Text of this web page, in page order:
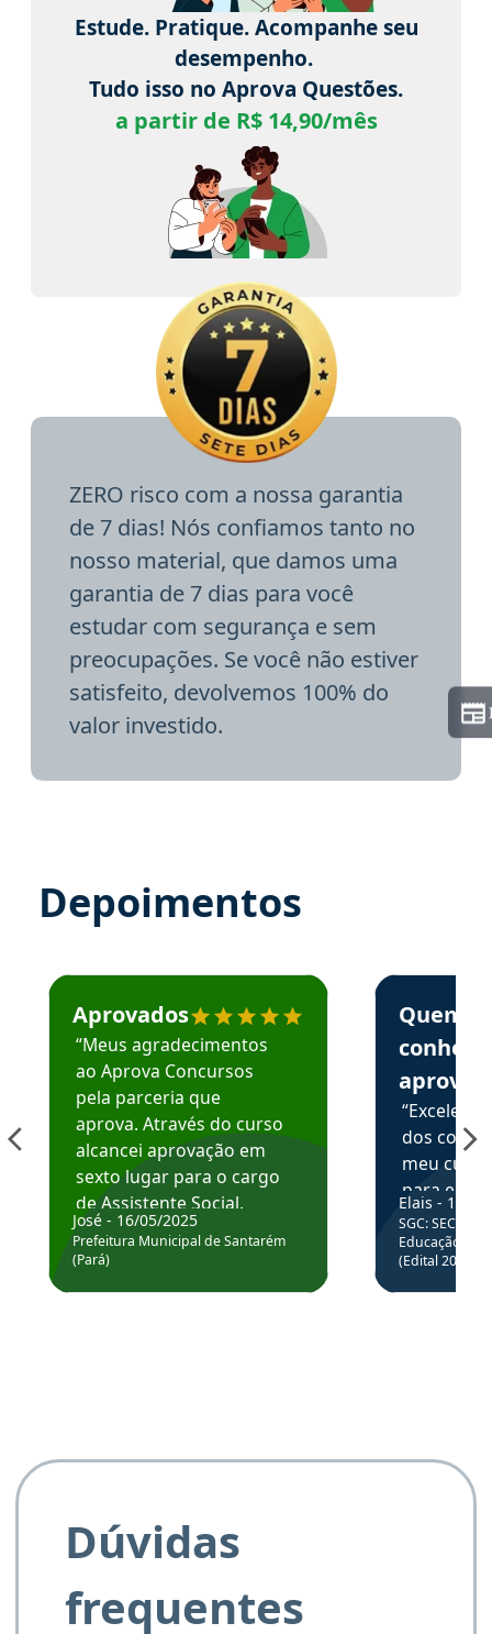
Estude. Pratique. Acompanhe seu
desempenho.
Tudo isso no Aprova Questões.
a partir de R$ 14,90/mês
ZERO risco com a nossa garantia
de 7 dias! Nós confiamos tanto no
nosso material, que damos uma
garantia de 7 dias para você
estudar com segurança e sem
preocupações. Se você não estiver
satisfeito, devolvemos 100% do
valor investido.
Depoimentos
Estudante José recomenda o Aprova Concursos em
Aprovados
“Meus agradecimentos
ao Aprova Concursos
pela parceria que
aprova. Através do curso
alcancei aprovação em
sexto lugar para o cargo
de Assistente Social.
Hoje estou atuando na
Prefeitura de Santarém.
José - 16/05/2025
Prefeitura Municipal de Santarém
(Pará)
Estudante
Quem
aprova
dos
meu
para
colocar
através
de
Elais - 15/
SGC: SEC BA
Educação
(Edital
Dúvidas
frequentes